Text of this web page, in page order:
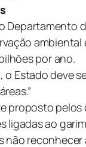
Departamento
por ano.
o Estado deve
proposto pelos
ligadas ao
não